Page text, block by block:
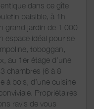
dans ce gîte
paisible, à 1h
grand jardin de 1 000
espace idéal pour se
toboggan,
au 1er étage d’une
chambres (6 à 8
à bois, d’une cuisine
Propriétaires
ravis de vous